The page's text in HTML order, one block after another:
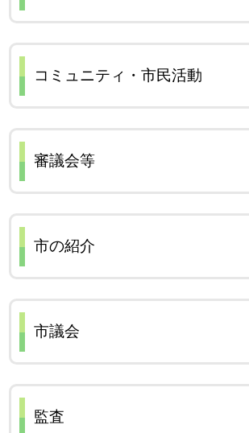
コミュニティ・市民活動
審議会等
市の紹介
市議会
監査